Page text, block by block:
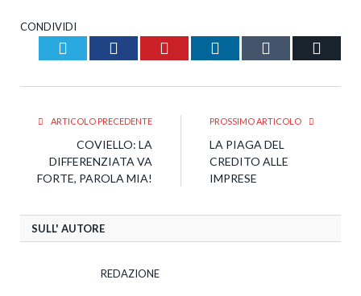
CONDIVIDI
Twitter Facebook Pinterest LinkedIn Tumblr
ARTICOLO PRECEDENTE
COVIELLO: LA
DIFFERENZIATA VA
FORTE, PAROLA MIA!
PROSSIMO ARTICOLO
LA PIAGA DEL
CREDITO ALLE
IMPRESE
SULL' AUTORE
REDAZIONE